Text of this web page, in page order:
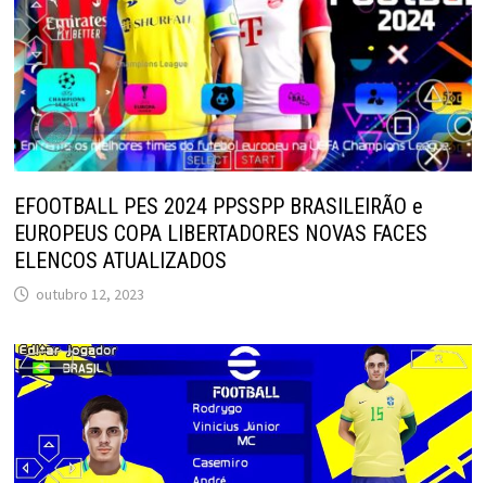
EFOOTBALL PES 2024 PPSSPP BRASILEIRÃO e
EUROPEUS COPA LIBERTADORES NOVAS FACES
ELENCOS ATUALIZADOS
outubro 12, 2023